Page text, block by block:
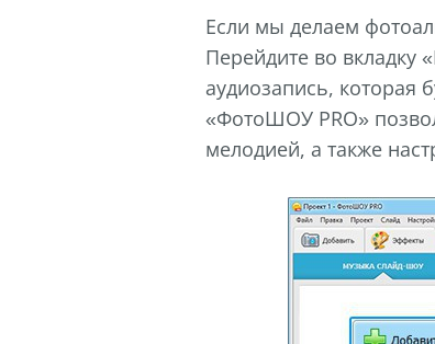
Если мы делаем
Перейдите во вкладку
аудиозапись, которая
«ФотоШОУ PRO»
мелодией, а также